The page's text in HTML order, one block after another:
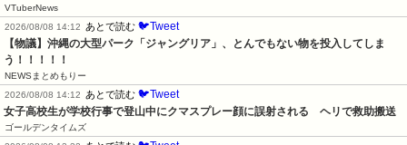
VTuberNews
2026/08/08 14:12 あとで読む 🐦Tweet
【物議】沖縄の大型パーク「ジャングリア」、とんでもない物を投入してしま
う！！！！！
NEWSまとめもりー
2026/08/08 14:12 あとで読む 🐦Tweet
女子高校生が学校行事で登山中にクマスプレー顔に誤射される　ヘリで救助搬送
ゴールデンタイムズ